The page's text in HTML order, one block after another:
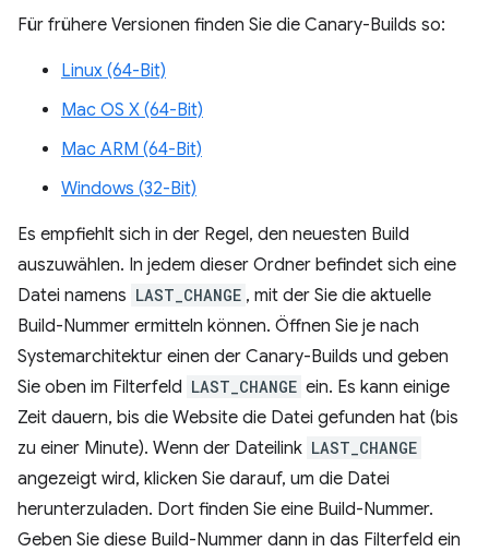
Für frühere Versionen finden Sie die Canary-Builds so:
Linux (64-Bit)
Mac OS X (64-Bit)
Mac ARM (64-Bit)
Windows (32-Bit)
Es empfiehlt sich in der Regel, den neuesten Build
auszuwählen. In jedem dieser Ordner befindet sich eine
Datei namens LAST_CHANGE , mit der Sie die aktuelle
Build-Nummer ermitteln können. Öffnen Sie je nach
Systemarchitektur einen der Canary-Builds und geben
Sie oben im Filterfeld LAST_CHANGE ein. Es kann einige
Zeit dauern, bis die Website die Datei gefunden hat (bis
zu einer Minute). Wenn der Dateilink LAST_CHANGE
angezeigt wird, klicken Sie darauf, um die Datei
herunterzuladen. Dort finden Sie eine Build-Nummer.
Geben Sie diese Build-Nummer dann in das Filterfeld ein